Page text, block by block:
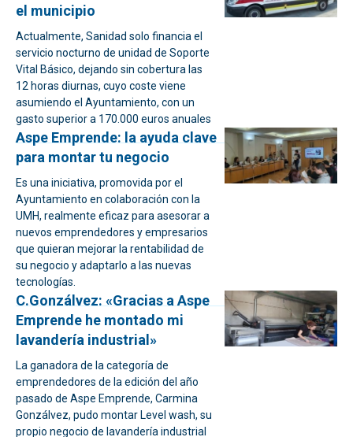
el municipio
Actualmente, Sanidad solo financia el
servicio nocturno de unidad de Soporte
Vital Básico, dejando sin cobertura las
12 horas diurnas, cuyo coste viene
asumiendo el Ayuntamiento, con un
gasto superior a 170.000 euros anuales
Aspe Emprende: la ayuda clave
para montar tu negocio
Es una iniciativa, promovida por el
Ayuntamiento en colaboración con la
UMH, realmente eficaz para asesorar a
nuevos emprendedores y empresarios
que quieran mejorar la rentabilidad de
su negocio y adaptarlo a las nuevas
tecnologías.
C.Gonzálvez: «Gracias a Aspe
Emprende he montado mi
lavandería industrial»
La ganadora de la categoría de
emprendedores de la edición del año
pasado de Aspe Emprende, Carmina
Gonzálvez, pudo montar Level wash, su
propio negocio de lavandería industrial